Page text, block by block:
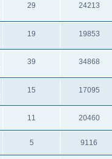
29 24213
19 19853
39 34868
15 17095
11 20460
5 9116